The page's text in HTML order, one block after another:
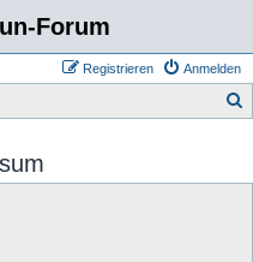
Forum
Anmelden
Registrieren
h